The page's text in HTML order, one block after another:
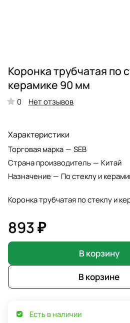
Коронка трубчатая по
керамике 90 мм
0 Нет отзывов
Характеристики
Торговая марка — SEB
Страна производитель — Китай
Назначение — По стеклу и
Коронка трубчатая по стеклу и
893 ₽
В корзину
В корзине
Есть в наличии